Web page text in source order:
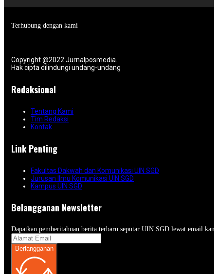
Terhubung dengan kami
Copyright @2022 Jurnalposmedia.
Hak cipta dilindungi undang-undang
Redaksional
Tentang Kami
Tim Redaksi
Kontak
Link Penting
Fakultas Dakwah dan Komunikasi UIN SGD
Jurusan Ilmu Komunikasi UIN SGD
Kampus UIN SGD
Belangganan Newsletter
Dapatkan pemberitahuan berita terbaru seputar UIN SGD lewat email
Berlangganan